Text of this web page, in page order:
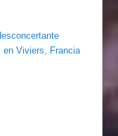
en Viviers, Francia